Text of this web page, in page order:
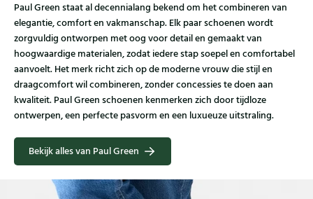
Paul Green staat al decennialang bekend om het combineren van
elegantie, comfort en vakmanschap. Elk paar schoenen wordt
zorgvuldig ontworpen met oog voor detail en gemaakt van
hoogwaardige materialen, zodat iedere stap soepel en comfortabel
aanvoelt. Het merk richt zich op de moderne vrouw die stijl en
draagcomfort wil combineren, zonder concessies te doen aan
kwaliteit. Paul Green schoenen kenmerken zich door tijdloze
ontwerpen, een perfecte pasvorm en een luxueuze uitstraling.
Bekijk alles van Paul Green